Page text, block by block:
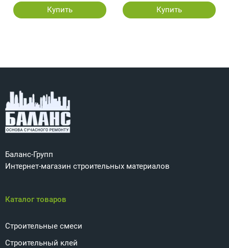
Купить Купить
Баланс-Групп
Интернет-магазин строительных материалов
Каталог товаров
Строительные смеси
Строительный клей